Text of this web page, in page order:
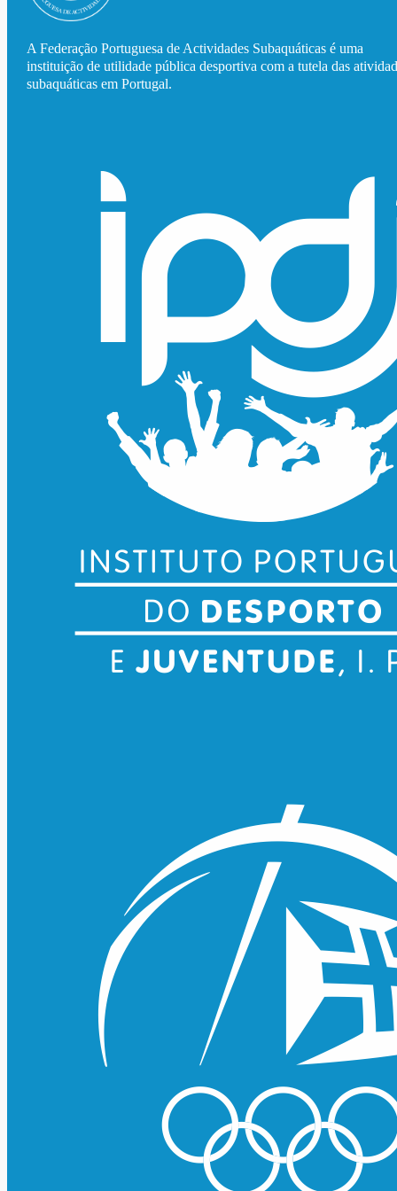
A Federação Portuguesa de Actividades Subaquáticas é uma
instituição de utilidade pública desportiva com a tutela das
subaquáticas em Portugal.